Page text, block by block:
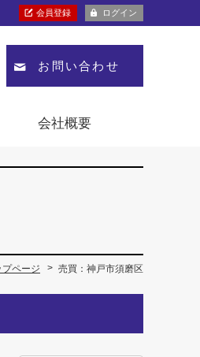
会員登録 ログイン
お問い合わせ
会社概要
プページ 売買：神戸市須磨区